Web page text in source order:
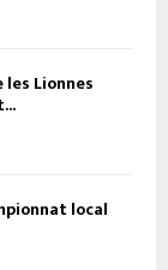
Lionnes
local